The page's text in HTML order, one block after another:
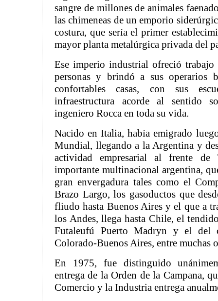
sangre de millones de animales
las chimeneas de un emporio
costura, que sería el primer
mayor planta metalúrgica privada del
Ese imperio industrial ofreció
personas y brindó a sus operarios
confortables casas, con sus
infraestructura acorde al sentido
ingeniero Rocca en toda su vida.
Nacido en Italia, había emigrado
Mundial, llegando a la Argentina y
actividad empresarial al frente
importante multinacional argentina,
gran envergadura tales como el
Brazo Largo, los gasoductos que
fliudo hasta Buenos Aires y el que a
los Andes, llega hasta Chile, el
Futaleufú Puerto Madryn y el del
Colorado-Buenos Aires, entre muchas
En 1975, fue distinguido
entrega de la Orden de la Campana,
Comercio y la Industria entrega